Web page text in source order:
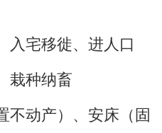
入宅移徙、进人口
栽种纳畜
不动产）、安床（固